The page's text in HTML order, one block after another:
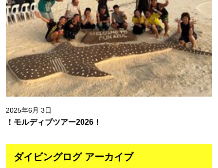
2025年6月 3日
！モルディブツアー2026！
ダイビングログ アーカイブ